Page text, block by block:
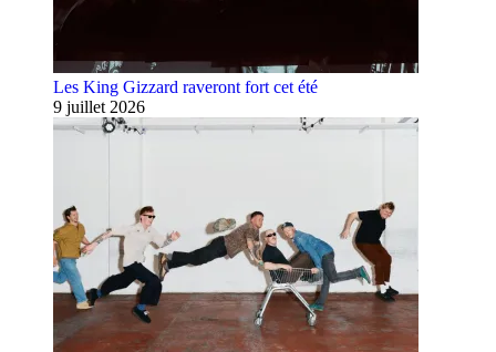
Les King Gizzard raveront fort cet été
9 juillet 2026